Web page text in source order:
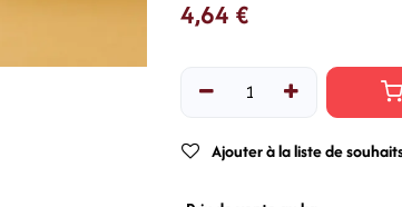
4,64 €
Ajouter à la liste de